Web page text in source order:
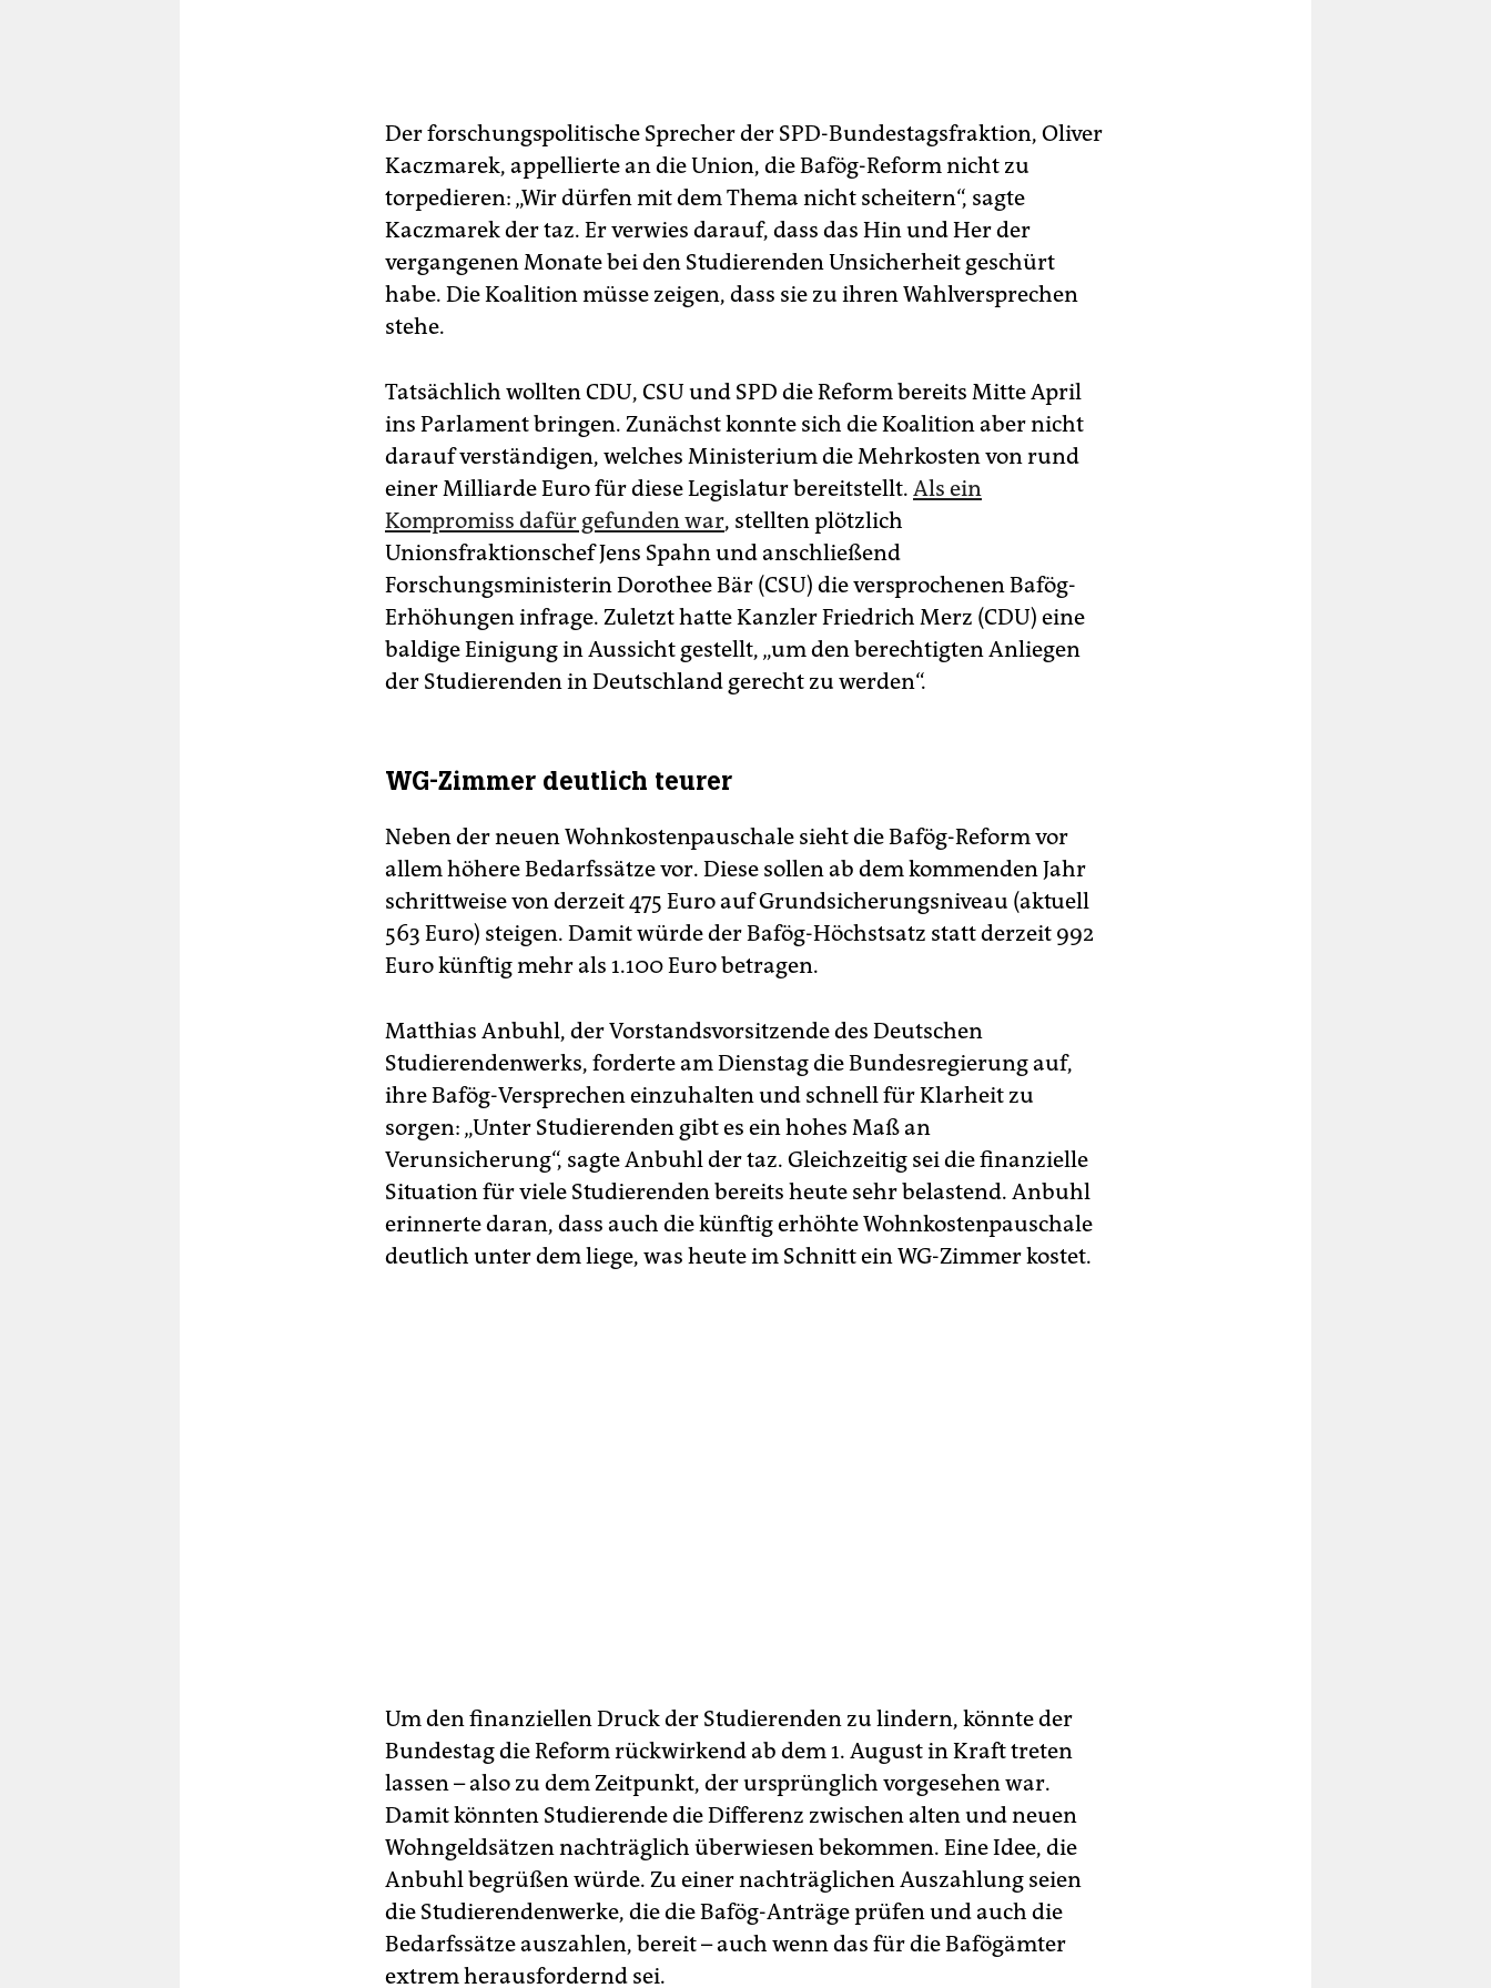
Der forschungspolitische Sprecher der SPD-Bundestagsfraktion, Oliver
Kaczmarek, appellierte an die Union, die Bafög-Reform nicht zu
torpedieren: „Wir dürfen mit dem Thema nicht scheitern“, sagte
Kaczmarek der taz. Er verwies darauf, dass das Hin und Her der
vergangenen Monate bei den Studierenden Unsicherheit geschürt
habe. Die Koalition müsse zeigen, dass sie zu ihren Wahlversprechen
stehe.
Tatsächlich wollten CDU, CSU und SPD die Reform bereits Mitte April
ins Parlament bringen. Zunächst konnte sich die Koalition aber nicht
darauf verständigen, welches Ministerium die Mehrkosten von rund
einer Milliarde Euro für diese Legislatur bereitstellt. Als ein
Kompromiss dafür gefunden war, stellten plötzlich
Unionsfraktionschef Jens Spahn und anschließend
Forschungsministerin Dorothee Bär (CSU) die versprochenen Bafög-
Erhöhungen infrage. Zuletzt hatte Kanzler Friedrich Merz (CDU) eine
baldige Einigung in Aussicht gestellt, „um den berechtigten Anliegen
der Studierenden in Deutschland gerecht zu werden“.
WG-Zimmer deutlich teurer
Neben der neuen Wohnkostenpauschale sieht die Bafög-Reform vor
allem höhere Bedarfssätze vor. Diese sollen ab dem kommenden Jahr
schrittweise von derzeit 475 Euro auf Grundsicherungsniveau (aktuell
563 Euro) steigen. Damit würde der Bafög-Höchstsatz statt derzeit 992
Euro künftig mehr als 1.100 Euro betragen.
Matthias Anbuhl, der Vorstandsvorsitzende des Deutschen
Studierendenwerks, forderte am Dienstag die Bundesregierung auf,
ihre Bafög-Versprechen einzuhalten und schnell für Klarheit zu
sorgen: „Unter Studierenden gibt es ein hohes Maß an
Verunsicherung“, sagte Anbuhl der taz. Gleichzeitig sei die finanzielle
Situation für viele Studierenden bereits heute sehr belastend. Anbuhl
erinnerte daran, dass auch die künftig erhöhte Wohnkostenpauschale
deutlich unter dem liege, was heute im Schnitt ein WG-Zimmer kostet.
Um den finanziellen Druck der Studierenden zu lindern, könnte der
Bundestag die Reform rückwirkend ab dem 1. August in Kraft treten
lassen – also zu dem Zeitpunkt, der ursprünglich vorgesehen war.
Damit könnten Studierende die Differenz zwischen alten und neuen
Wohngeldsätzen nachträglich überwiesen bekommen. Eine Idee, die
Anbuhl begrüßen würde. Zu einer nachträglichen Auszahlung seien
die Studierendenwerke, die die Bafög-Anträge prüfen und auch die
Bedarfssätze auszahlen, bereit – auch wenn das für die Bafögämter
extrem herausfordernd sei.